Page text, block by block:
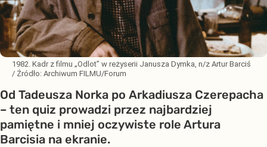
1982. Kadr z filmu „Odlot” w reżyserii Janusza Dymka, n/z Artur Barciś
/ Źródło: Archiwum FILMU/Forum
Od Tadeusza Norka po Arkadiusza Czerepacha
– ten quiz prowadzi przez najbardziej
pamiętne i mniej oczywiste role Artura
Barcisia na ekranie.